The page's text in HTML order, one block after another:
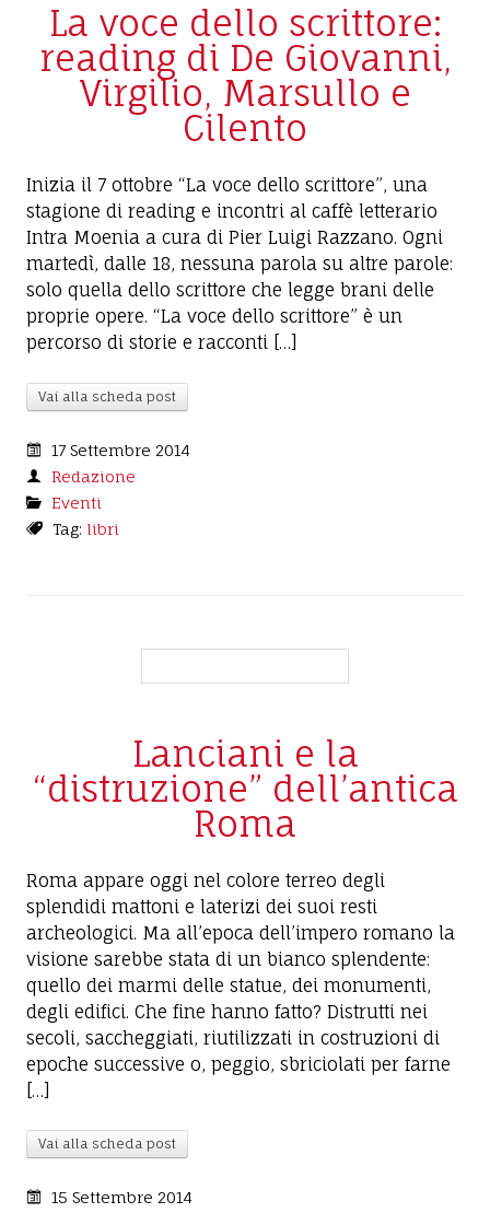
La voce dello scrittore:
reading di De Giovanni,
Virgilio, Marsullo e
Cilento
Inizia il 7 ottobre “La voce dello scrittore”, una
stagione di reading e incontri al caffè letterario
Intra Moenia a cura di Pier Luigi Razzano. Ogni
martedì, dalle 18, nessuna parola su altre parole:
solo quella dello scrittore che legge brani delle
proprie opere. “La voce dello scrittore” è un
percorso di storie e racconti […]
Vai alla scheda post
17 Settembre 2014
Redazione
Eventi
Tag: libri
Lanciani e la
“distruzione” dell’antica
Roma
Roma appare oggi nel colore terreo degli
splendidi mattoni e laterizi dei suoi resti
archeologici. Ma all’epoca dell’impero romano la
visione sarebbe stata di un bianco splendente:
quello dei marmi delle statue, dei monumenti,
degli edifici. Che fine hanno fatto? Distrutti nei
secoli, saccheggiati, riutilizzati in costruzioni di
epoche successive o, peggio, sbriciolati per farne
[…]
Vai alla scheda post
15 Settembre 2014